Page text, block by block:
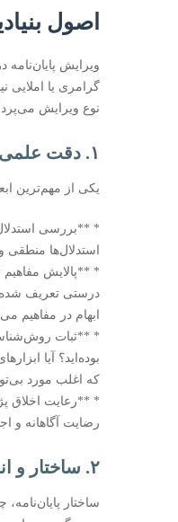
اصول
ویرایش
گرامری یا املایی
نوع ویرایش
۱. دقت علمی و محتوایی
یکی از مهم‌ترین
* **بررسی
استدلال‌ها
* **پالایش
درستی تعریف
ابهام در مفاهیم
* **ثبات
بوده‌اید؟ آیا
که اغلب مورد
* **رعایت اخلاق
رضایت آگاهانه و
۲. ساختار و انسجام
ساختار